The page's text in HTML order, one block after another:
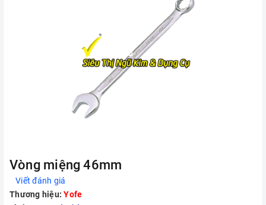
Vòng miệng 46mm
Viết đánh giá
Thương hiệu: Yofe